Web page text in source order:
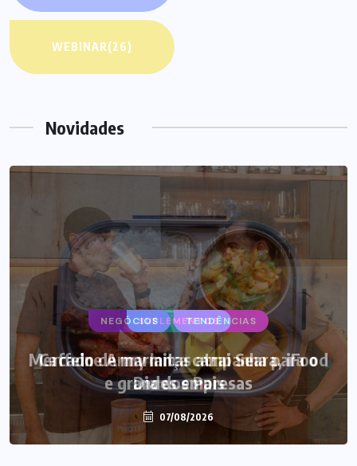
WEBINAR(26)
Novidades
SUPLEMENTOS
Caffeine Army lança campanha para o
Dia dos Pais
07/08/2026